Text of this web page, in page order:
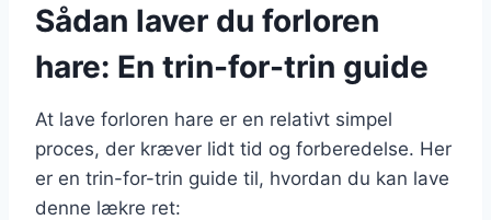
Sådan laver du forloren
hare: En trin-for-trin guide
At lave forloren hare er en relativt simpel
proces, der kræver lidt tid og forberedelse. Her
er en trin-for-trin guide til, hvordan du kan lave
denne lækre ret: